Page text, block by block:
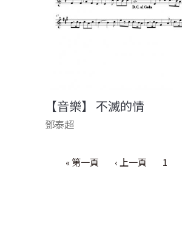
【音樂】 不滅的情
鄧泰超
« 第一頁 ‹ 上一頁 1